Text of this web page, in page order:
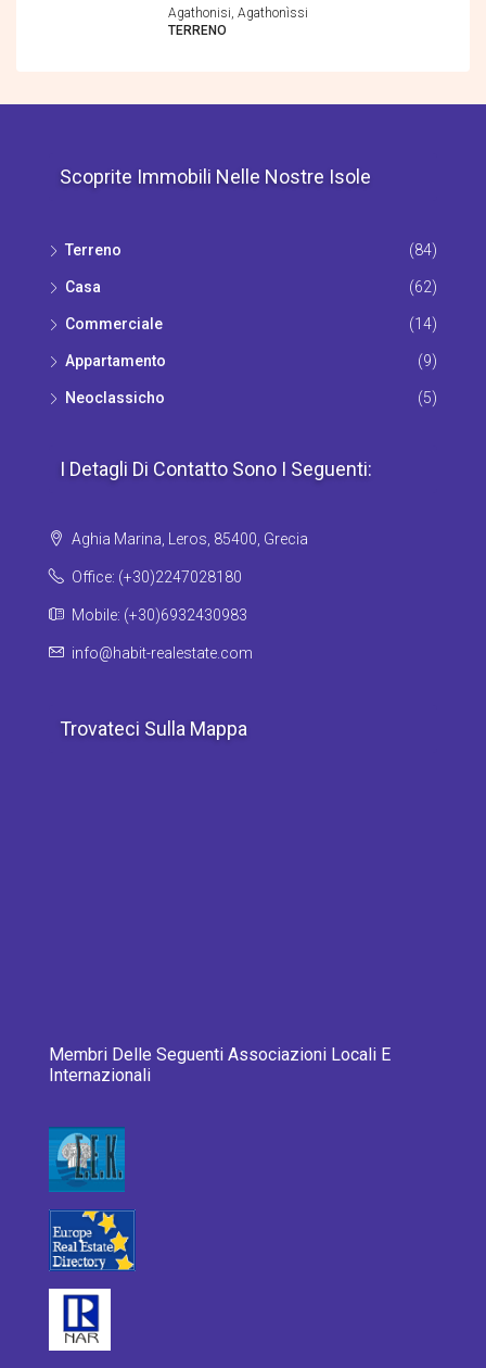
Agathonisi, Agathonìssi
TERRENΟ
Scoprite Immobili Nelle Nostre Isole
Terrenο (84)
Casa (62)
Commerciale (14)
Appartamento (9)
Νeoclassicho (5)
I Detagli Di Contatto Sono I Seguenti:
Aghia Marina, Leros, 85400, Grecia
Office: (+30)2247028180
Mobile: (+30)6932430983
info@habit-realestate.com
Trovateci Sulla Mappa
Membri Delle Seguenti Associazioni Locali E
Internazionali